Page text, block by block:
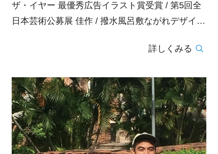
ザ・イヤー 最優秀広告イラスト賞受賞 / 第5回全
日本芸術公募展 佳作 / 撥水風呂敷ながれデザイン
西宮市展 入選 / Art your lyf Project! 入賞 / 第76回
韓文化交流会創立20周年 ロゴマーク・フォトス
ポットコンテスト両最優秀賞受賞
詳しくみる